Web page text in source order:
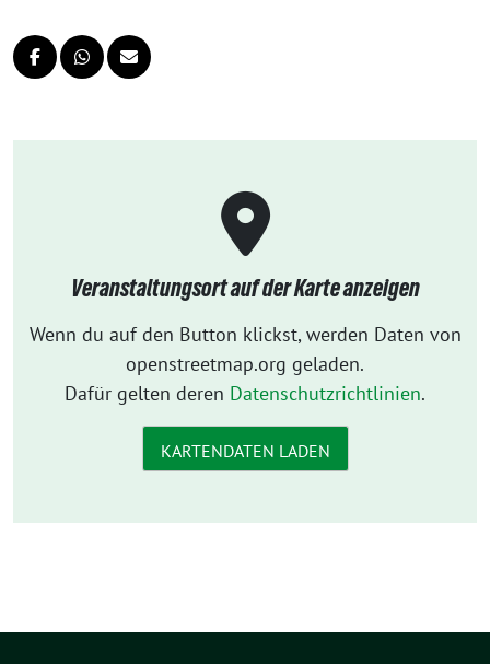
Veranstaltungsort auf der Karte anzeigen
Wenn du auf den Button klickst, werden Daten von
openstreetmap.org geladen.
Dafür gelten deren Datenschutzrichtlinien.
KARTENDATEN LADEN